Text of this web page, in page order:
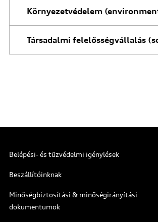
Környezetvédelem
Társadalmi felelősségvállalás
Belépési- és tűzvédelmi igénylések
Beszállítóinknak
Minőségbiztosítási & minőségirányítási
dokumentumok